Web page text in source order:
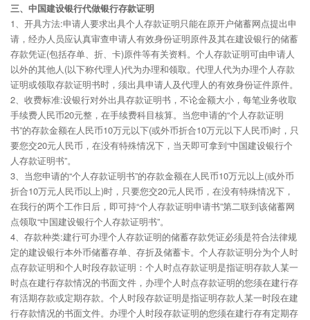
三、中国建设银行代做银行存款证明
1、开具方法:申请人要求出具个人存款证明只能在原开户储蓄网点提出申
请，经办人员应认真审查申请人有效身份证明原件及其在建设银行的储蓄
存款凭证(包括存单、折、卡)原件等有关资料。个人存款证明可由申请人
以外的其他人(以下称代理人)代为办理和领取。代理人代为办理个人存款
证明或领取存款证明书时，须出具申请人及代理人的有效身份证件原件。
2、收费标准:设银行对外出具存款证明书，不论金额大小，每笔业务收取
手续费人民币20元整，在手续费科目核算。当您申请的“个人存款证明
书”的存款金额在人民币10万元以下(或外币折合10万元以下人民币)时，只
要您交20元人民币，在没有特殊情况下，当天即可拿到“中国建设银行个
人存款证明书”。
3、当您申请的“个人存款证明书”的存款金额在人民币10万元以上(或外币
折合10万元人民币以上)时，只要您交20元人民币，在没有特殊情况下，
在我行的两个工作日后，即可持“个人存款证明申请书”第二联到该储蓄网
点领取“中国建设银行个人存款证明书”。
4、存款种类:建行可办理个人存款证明的储蓄存款凭证必须是符合法律规
定的建设银行本外币储蓄存单、存折及储蓄卡。个人存款证明分为个人时
点存款证明和个人时段存款证明：个人时点存款证明是指证明存款人某一
时点在建行存款情况的书面文件，办理个人时点存款证明的您须在建行存
有活期存款或定期存款。个人时段存款证明是指证明存款人某一时段在建
行存款情况的书面文件。办理个人时段存款证明的您须在建行存有定期存